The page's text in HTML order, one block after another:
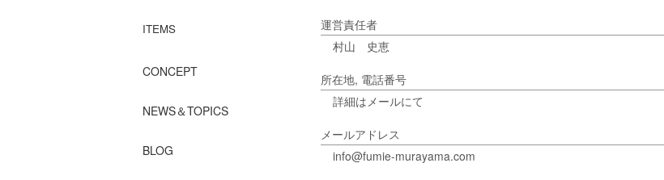
運営責任者
村山 史恵
所在地, 電話番号
詳細はメールにて
メールアドレス
info@fumie-murayama.com
ITEMS
CONCEPT
NEWS＆TOPICS
BLOG